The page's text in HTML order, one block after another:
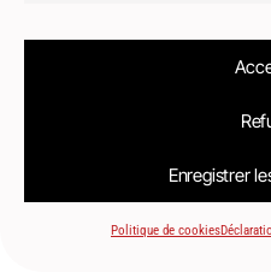
Enregistrer
Politique de cookies